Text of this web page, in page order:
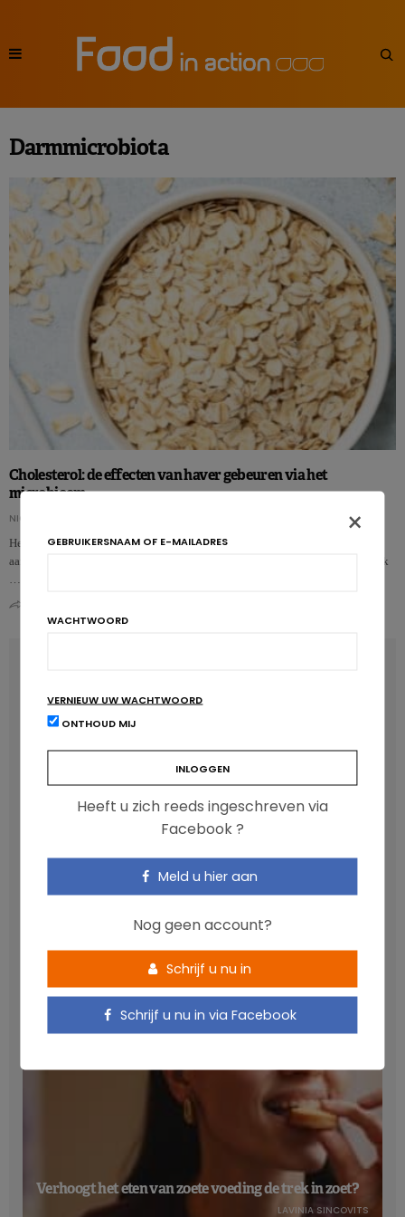
Darmmicrobiota
Cholesterol: de effecten van haver gebeuren via het
microbioom
NICOLAS GUGGENBÜHL
Het effect van haver op het cholesterolgehalte zou niet alleen te danken zijn
aan de bijzondere oplosbare vezels. Deze interventiestudie suggereert dat ook
…
Anthocyanen: gunstig voor de cardiometabole
Verhoogt het eten van zoete voeding de trek in zoet?
LAVINIA SINCOVITS
×
GEBRUIKERSNAAM OF E-MAILADRES
WACHTWOORD
VERNIEUW UW WACHTWOORD
ONTHOUD MIJ
Heeft u zich reeds ingeschreven via
Facebook ?
Meld u hier aan
Nog geen account?
Schrijf u nu in
Schrijf u nu in via Facebook